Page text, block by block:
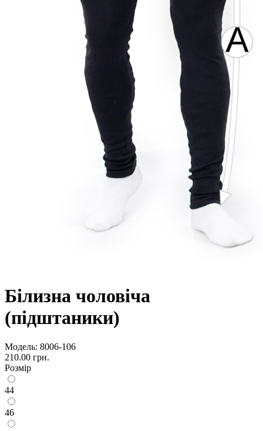
Білизна чоловіча
(підштаники)
Модель: 8006-106
210.00 грн.
Розмір
44
46